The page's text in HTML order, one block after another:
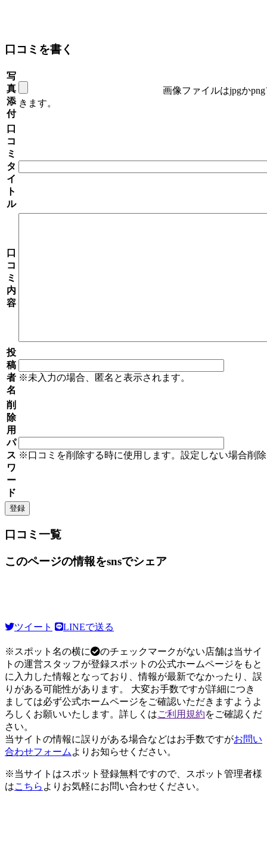
口コミを書く
写
真
添
付
画像ファイルはjpgか
きます。
口
コ
ミ
タ
イ
ト
ル
口
コ
ミ
内
容
投
稿
者
名
※未入力の場合、匿名と表示されます。
削
除
用
パ
ス
ワ
ー
ド
※口コミを削除する時に使用します。設定しない場合削
口コミ一覧
このページの情報をsnsでシェア
ツイート LINEで送る
※スポット名の横に
のチェックマークがない店舗は当サイ
トの運営スタッフが登録スポットの公式ホームページをもと
に入力した情報となっており、情報が最新でなかったり、誤
りがある可能性があります。 大変お手数ですが詳細につき
ましては必ず公式ホームページをご確認いただきますようよ
ろしくお願いいたします。詳しくはご利用規約をご確認くだ
さい。
当サイトの情報に誤りがある場合などはお手数ですがお問い
合わせフォーム よりお知らせください。
※当サイトはスポット登録無料ですので、スポット管理者様
はこちら よりお気軽にお問い合わせください。